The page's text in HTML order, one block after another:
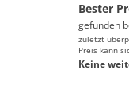
Bester
gefunden
zuletzt
Preis kann
Keine